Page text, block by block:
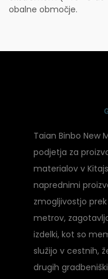
obalne območje.
Taian Binbo New
podjetja za
materialov v
naprednimi
zmogljivostjo
metrov,
izdelki, kot so
služijo v cestnih,
drugih